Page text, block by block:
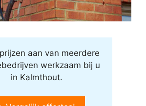
aan van meerdere
werkzaam bij u
in Kalmthout.